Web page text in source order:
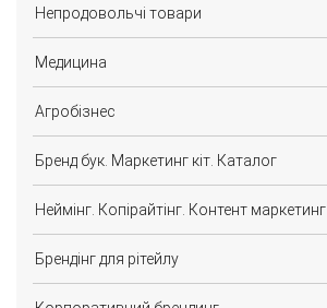
Непродовольчі товари
Медицина
Агробізнес
Бренд бук. Маркетинг кіт. Каталог
Неймінг. Копірайтінг. Контент маркетинг
Брендінг для рітейлу